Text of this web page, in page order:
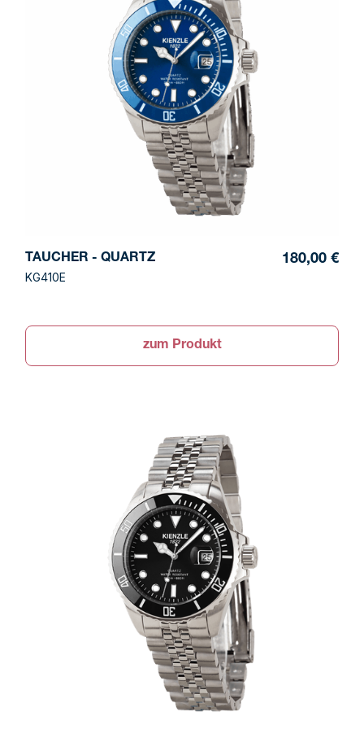
TAUCHER - QUARTZ
KG410E
180,00 €
zum Produkt